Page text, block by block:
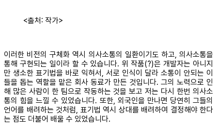
<출처: 작가>
이러한 비전의 구체화 역시 의사소통의 일환이기도 하고, 의사소통을
통해 구현되는 일이라 할 수 있습니다. 위 작품(?)은 개발자는 아니지
만 생소한 표기법을 바로 익혀서, 서로 인식이 달라 소통이 안되는 이
들을 돕는 역할을 맡은 회사 동료가 만든 것입니다. 그의 노력으로 인
해 많은 사람이 한 팀으로 작동하는 것을 보고 저는 다시 한번 의사소
통의 힘을 느낄 수 있었습니다. 또한, 외국인을 만나면 당연히 그들의
언어를 배려하는 것처럼, 표기법 역시 상대를 배려하여 결정해야 한다
는 점도 더불어 배울 수 있었습니다.